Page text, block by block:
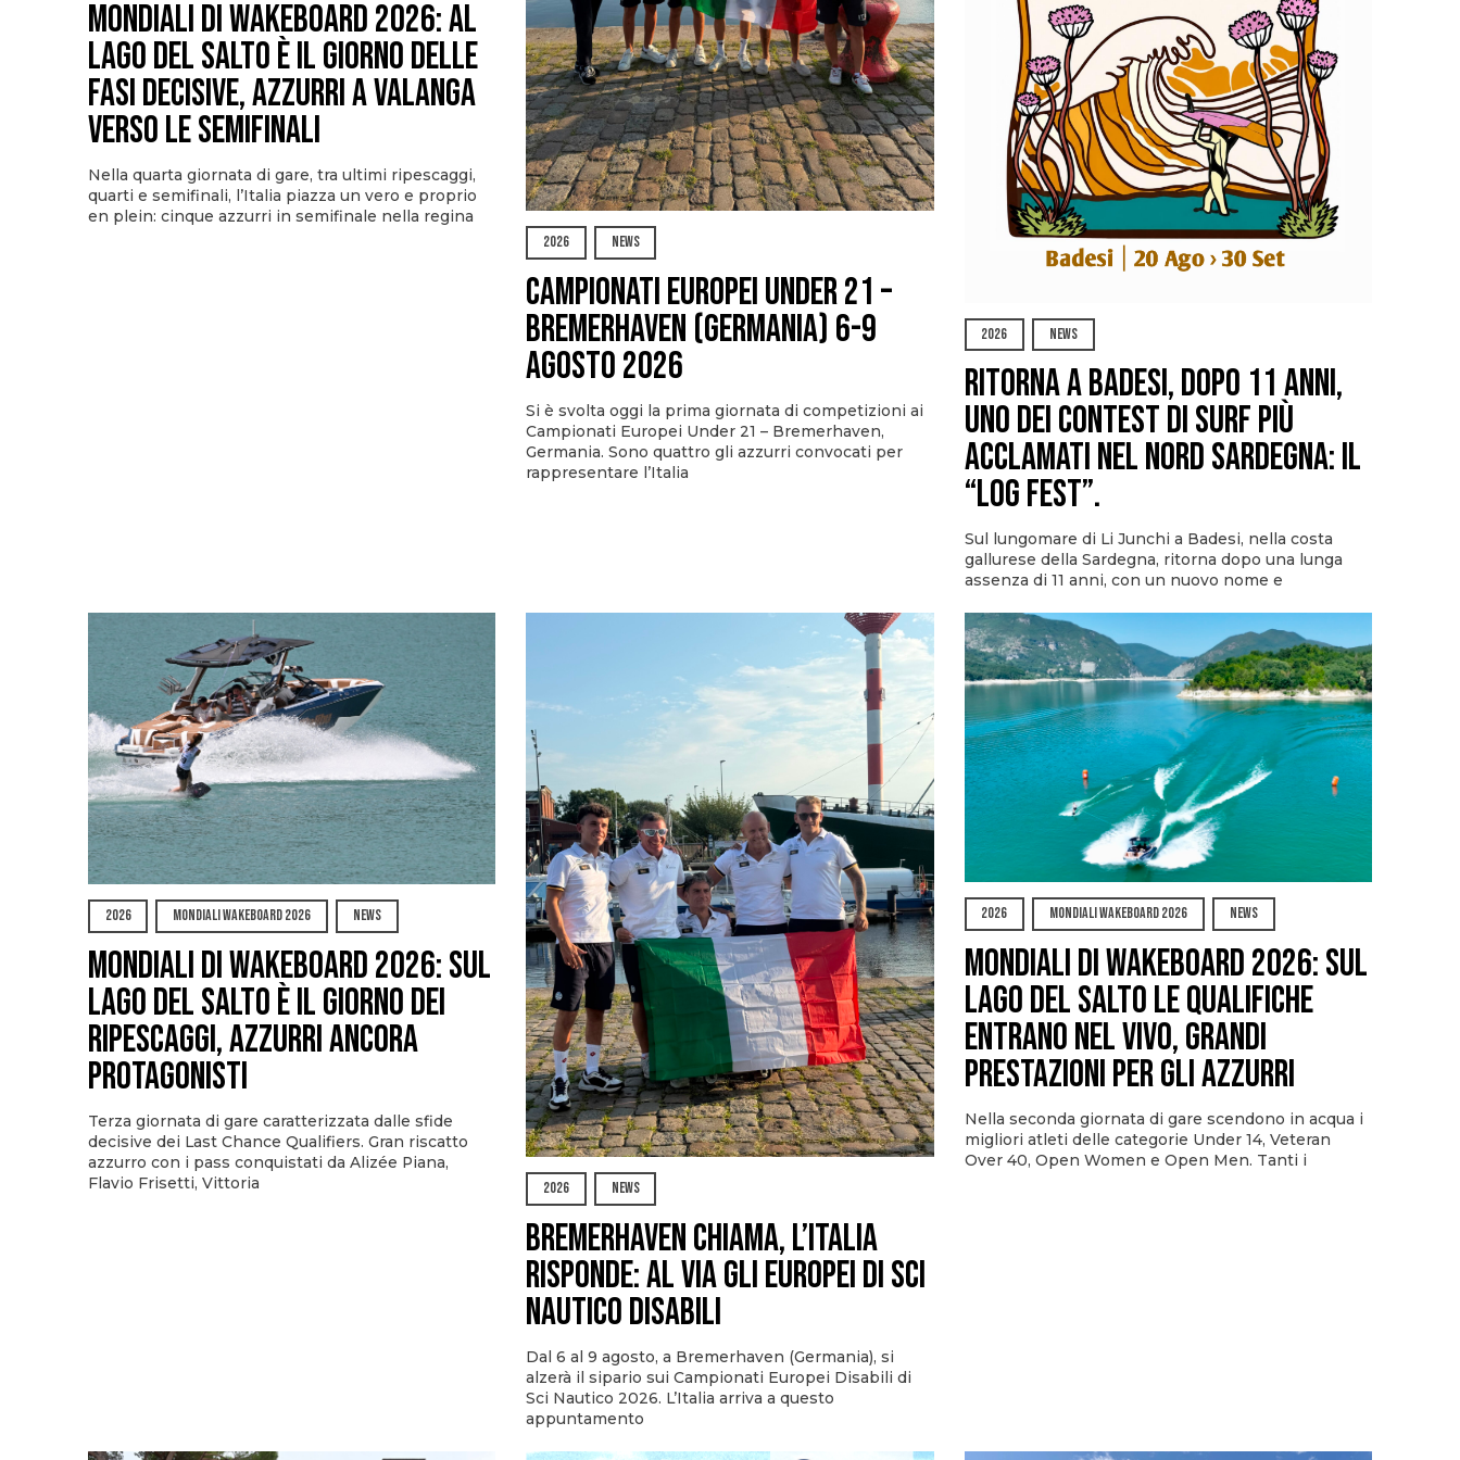
Mondiali di Wakeboard 2026: al
Lago del Salto è il giorno delle
fasi decisive, azzurri a valanga
verso le semifinali
Nella quarta giornata di gare, tra ultimi ripescaggi,
quarti e semifinali, l’Italia piazza un vero e proprio
en plein: cinque azzurri in semifinale nella regina
2026
NEWS
Campionati Europei Under 21 –
Bremerhaven (Germania) 6-9
agosto 2026
Si è svolta oggi la prima giornata di competizioni ai
Campionati Europei Under 21 – Bremerhaven,
Germania. Sono quattro gli azzurri convocati per
rappresentare l’Italia
2026 NEWS
Ritorna a Badesi, dopo 11 anni,
uno dei contest di surf più
acclamati nel nord Sardegna: il
“Log Fest”.
Sul lungomare di Li Junchi a Badesi, nella costa
gallurese della Sardegna, ritorna dopo una lunga
assenza di 11 anni, con un nuovo nome e
2026 MONDIALI WAKEBOARD 2026 NEWS
Mondiali di Wakeboard 2026: sul
Lago del Salto è il giorno dei
ripescaggi, azzurri ancora
protagonisti
Terza giornata di gare caratterizzata dalle sfide
decisive dei Last Chance Qualifiers. Gran riscatto
azzurro con i pass conquistati da Alizée Piana,
Flavio Frisetti, Vittoria
2026 NEWS
Bremerhaven chiama, l’Italia
risponde: al via gli Europei di Sci
Nautico Disabili
Dal 6 al 9 agosto, a Bremerhaven (Germania), si
alzerà il sipario sui Campionati Europei Disabili di
Sci Nautico 2026. L’Italia arriva a questo
appuntamento
2026 MONDIALI WAKEBOARD 2026 NEWS
Mondiali di Wakeboard 2026: sul
Lago del Salto le qualifiche
entrano nel vivo, grandi
prestazioni per gli azzurri
Nella seconda giornata di gare scendono in acqua i
migliori atleti delle categorie Under 14, Veteran
Over 40, Open Women e Open Men. Tanti i